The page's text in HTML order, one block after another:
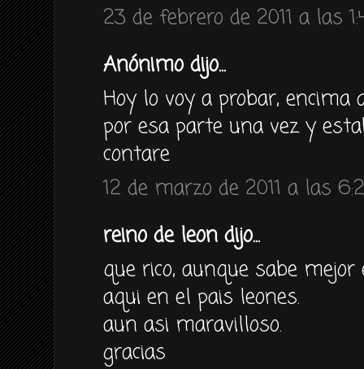
23 de febrero de 2011 a las
Anónimo dijo...
Hoy lo voy a probar, encima
por esa parte una vez y
contare
12 de marzo de 2011 a las
reino de leon dijo...
que rico, aunque sabe
aqui en el pais leones.
aun asi maravilloso.
gracias